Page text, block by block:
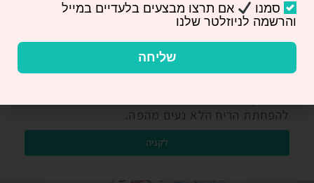
מנקה לשון
חשוב לארגז הכלים לניקוי הפה. שימוש במנקה לשון
להפחתת הריח הלא נעים מהפה.
לקניה
סמנו
אם תרצו מבצעים בלעדיים במייל
והרשמה לניוזלטר שלנו
שליחה